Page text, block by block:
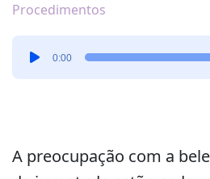
Procedimentos
0:00
A preocupação com a